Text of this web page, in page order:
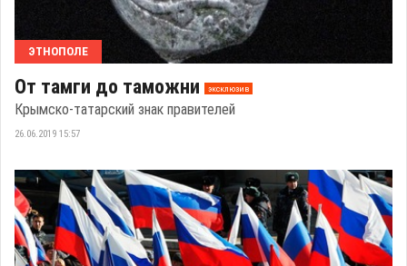
ЭТНОПОЛЕ
От тамги до таможни эксклюзив
Крымско-татарский знак правителей
26.06.2019 15:57